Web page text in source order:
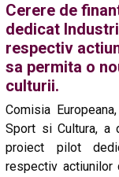
Cerere de
dedicat
respectiv
sa permita o
culturii.
Comisia
Sport si Cultura, a
proiect pilot
respectiv